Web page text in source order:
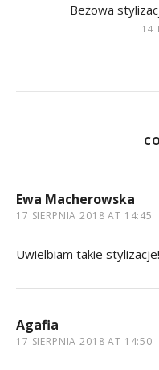
Beżowa
14
Ewa Macherowska
17 SIERPNIA 2018 AT 14:45
Uwielbiam takie stylizacje!
Agafia
17 SIERPNIA 2018 AT 14:50